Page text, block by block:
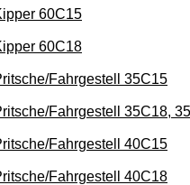
60C15
60C18
Fahrgestell 35C15
Fahrgestell 35C18,
Fahrgestell 40C15
Fahrgestell 40C18